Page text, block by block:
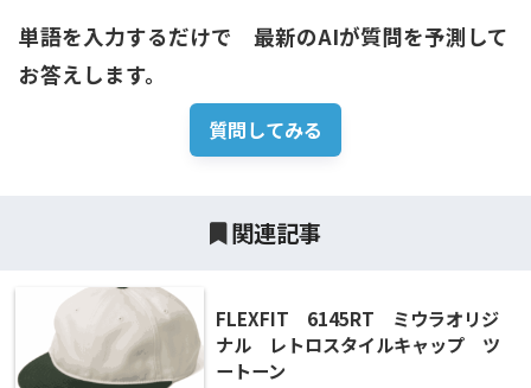
単語を入力するだけで　最新のAIが質問を予測して
お答えします。
質問してみる
関連記事
FLEXFIT 6145RT ミウラオリジ
ナル レトロスタイルキャップ ツ
ートーン